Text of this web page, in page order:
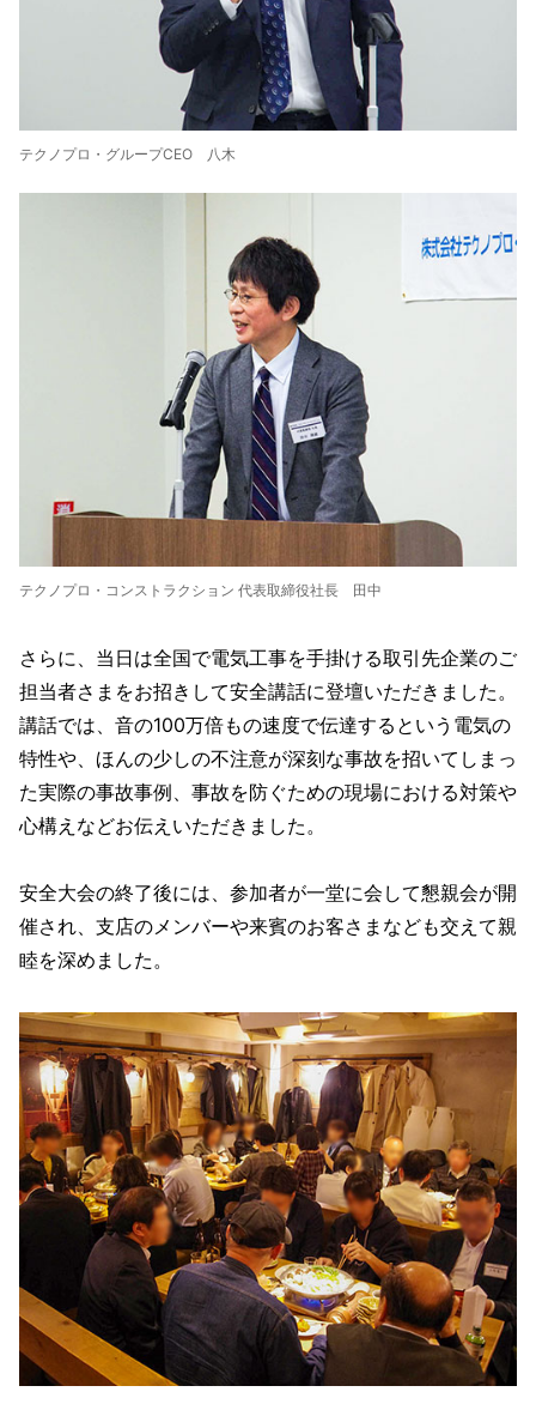
テクノプロ・グループCEO 八木
テクノプロ・コンストラクション 代表取締役社長 田中
さらに、当日は全国で電気工事を手掛ける取引先企業のご
担当者さまをお招きして安全講話に登壇いただきました。
講話では、音の100万倍もの速度で伝達するという電気の
特性や、ほんの少しの不注意が深刻な事故を招いてしまっ
た実際の事故事例、事故を防ぐための現場における対策や
心構えなどお伝えいただきました。
安全大会の終了後には、参加者が一堂に会して懇親会が開
催され、支店のメンバーや来賓のお客さまなども交えて親
睦を深めました。